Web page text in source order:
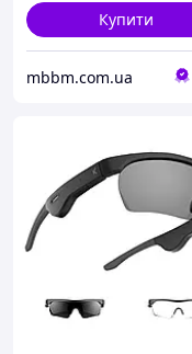
Купити
mbbm.com.ua